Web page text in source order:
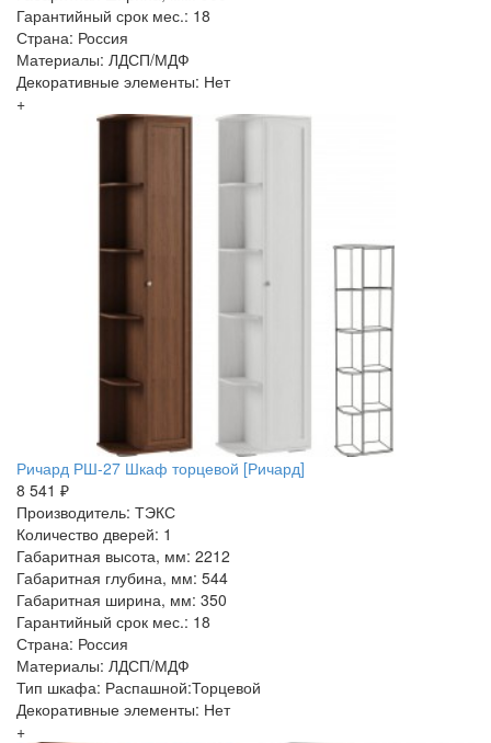
Гарантийный срок мес.: 18
Страна: Россия
Материалы: ЛДСП/МДФ
Декоративные элементы: Нет
+
Ричард РШ-27 Шкаф торцевой [Ричард]
8 541 ₽
Производитель: ТЭКС
Количество дверей: 1
Габаритная высота, мм: 2212
Габаритная глубина, мм: 544
Габаритная ширина, мм: 350
Гарантийный срок мес.: 18
Страна: Россия
Материалы: ЛДСП/МДФ
Тип шкафа: Распашной:Торцевой
Декоративные элементы: Нет
+